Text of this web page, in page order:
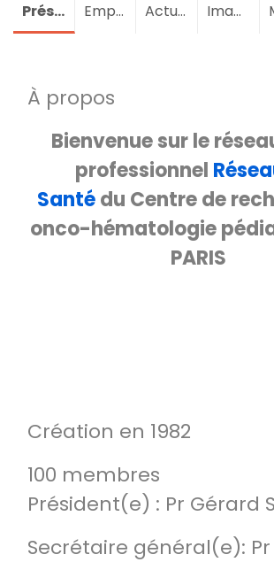
Présentation Emploi Actualités Images
À propos
Bienvenue sur le
professionnel
Santédu Centre de
onco-hématologie
PARIS
Création en 1982
100 membres
Président(e) : Pr Gérard
Secrétaire général(e):